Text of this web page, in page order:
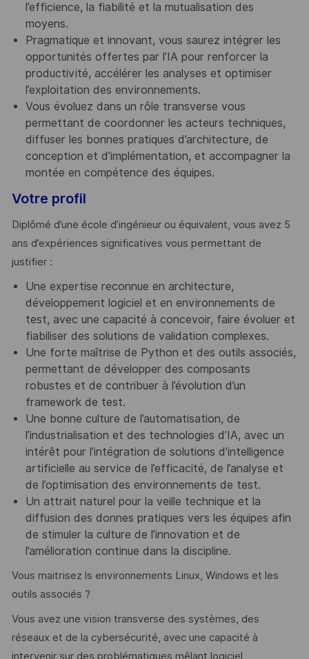
l’efficience, la fiabilité et la mutualisation des
moyens.
Pragmatique et innovant, vous saurez intégrer les
opportunités offertes par l’IA pour renforcer la
productivité, accélérer les analyses et optimiser
l’exploitation des environnements.
Vous évoluez dans un rôle transverse vous
permettant de coordonner les acteurs techniques,
diffuser les bonnes pratiques d’architecture, de
conception et d’implémentation, et accompagner la
montée en compétence des équipes.
Votre profil
Diplômé d’une école d’ingénieur ou équivalent, vous avez 5
ans d’expériences significatives vous permettant de
justifier :
Une expertise reconnue en architecture,
développement logiciel et en environnements de
test, avec une capacité à concevoir, faire évoluer et
fiabiliser des solutions de validation complexes.
Une forte maîtrise de Python et des outils associés,
permettant de développer des composants
robustes et de contribuer à l’évolution d’un
framework de test.
Une bonne culture de l’automatisation, de
l’industrialisation et des technologies d’IA, avec un
intérêt pour l’intégration de solutions d’intelligence
artificielle au service de l’efficacité, de l’analyse et
de l’optimisation des environnements de test.
Un attrait naturel pour la veille technique et la
diffusion des donnes pratiques vers les équipes afin
de stimuler la culture de l’innovation et de
l’amélioration continue dans la discipline.
Vous maitrisez ls environnements Linux, Windows et les
outils associés ?
Vous avez une vision transverse des systèmes, des
réseaux et de la cybersécurité, avec une capacité à